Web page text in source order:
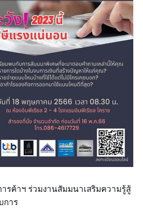
รค้าฯ ร่วมงานสัมมนาเสริมความรู้สู้
การ